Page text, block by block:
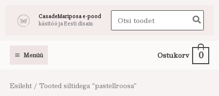
CasadeMariposa e-pood
käsitöö ja Eesti disain
Search
for:
Menüü Ostukorv 0
Esileht / Tooted siltidega “pastellroosa”